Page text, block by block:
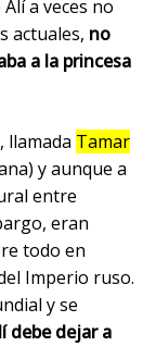
a veces no
actuales, no
a la princesa
llamada Tamar
y aunque a
entre
eran
todo en
Imperio ruso.
y se
debe dejar a